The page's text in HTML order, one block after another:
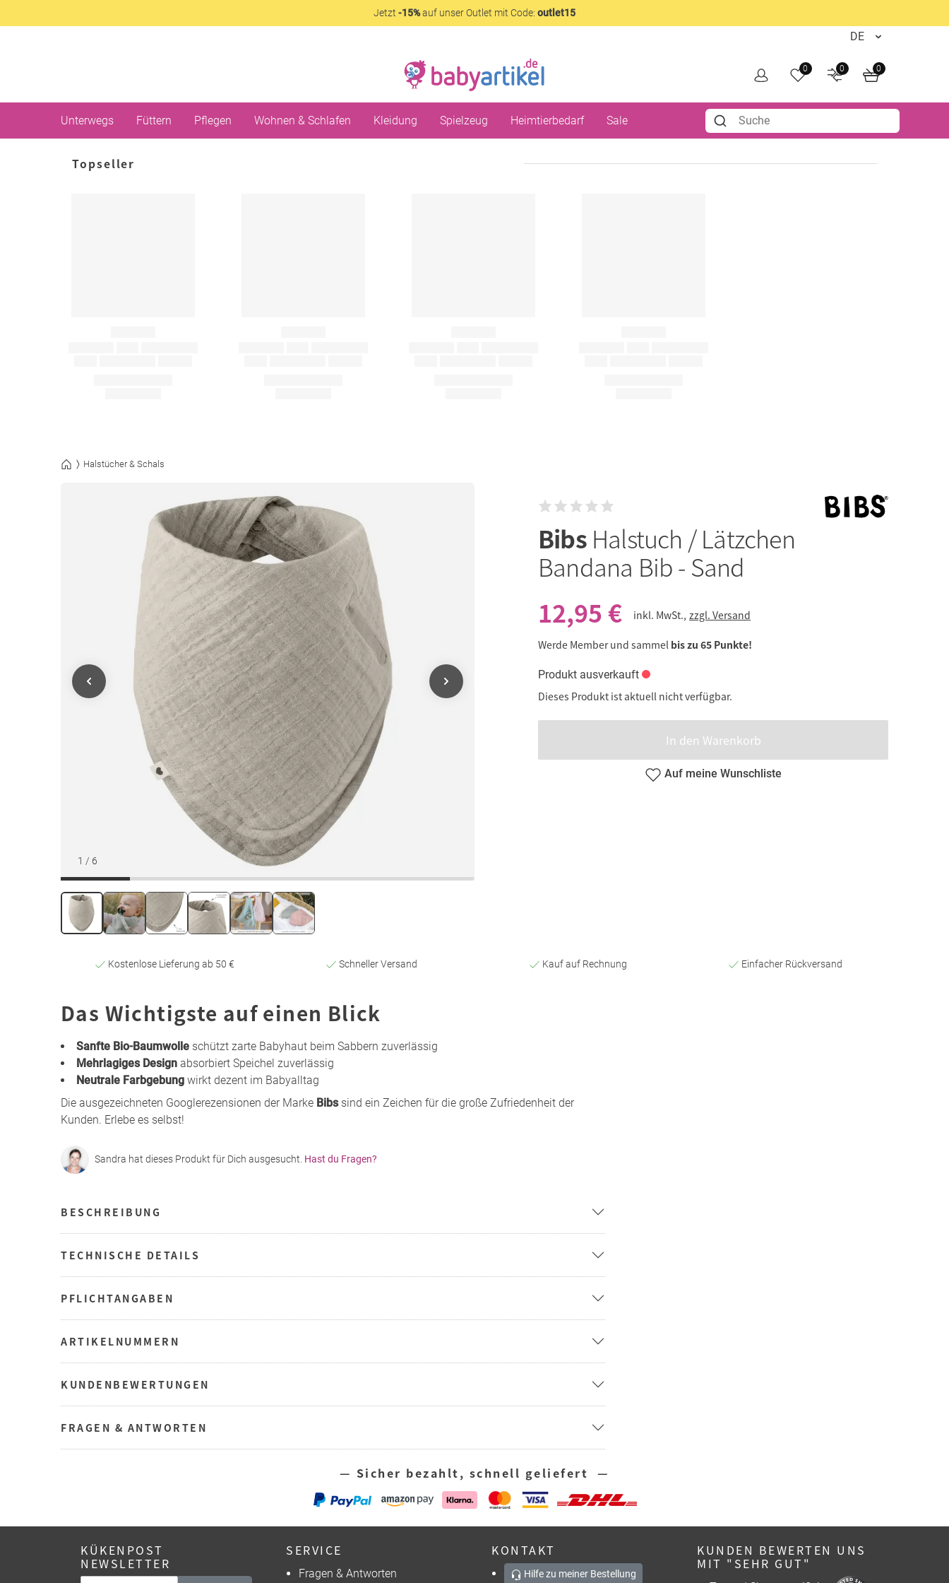
Jetzt -15%auf unser Outlet mit Code: outlet15
0 0 0
Unterwegs Füttern Pflegen Wohnen & Schlafen Kleidung Spielzeug Heimtierbedarf Sale
Topseller
Halstücher & Schals
1 / 6
Bibs Halstuch / Lätzchen
Bandana Bib - Sand
12,95 €
inkl. MwSt., zzgl. Versand
Werde Member und sammel bis zu 65 Punkte!
Produkt ausverkauft
Dieses Produkt ist aktuell nicht verfügbar.
In den Warenkorb
Auf meine Wunschliste
Kostenlose Lieferung ab 50 € Schneller Versand Kauf auf Rechnung Einfacher Rückversand
Das Wichtigste auf einen Blick
Sanfte Bio-Baumwolle schützt zarte Babyhaut beim Sabbern zuverlässig
Mehrlagiges Design absorbiert Speichel zuverlässig
Neutrale Farbgebung wirkt dezent im Babyalltag
Die ausgezeichneten Googlerezensionen der Marke Bibssind ein Zeichen für die große Zufriedenheit der
Kunden. Erlebe es selbst!
Sandra hat dieses Produkt für Dich ausgesucht. Hast du Fragen?
BESCHREIBUNG
TECHNISCHE DETAILS
PFLICHTANGABEN
ARTIKELNUMMERN
KUNDENBEWERTUNGEN
FRAGEN & ANTWORTEN
— Sicher bezahlt, schnell geliefert —
KÜKENPOST
NEWSLETTER
SERVICE
Fragen & Antworten
KONTAKT
Hilfe zu meiner Bestellung
KUNDEN BEWERTEN UNS
MIT "SEHR GUT"